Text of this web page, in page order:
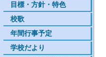
目標・方針・特色
校歌
年間行事予定
学校だより